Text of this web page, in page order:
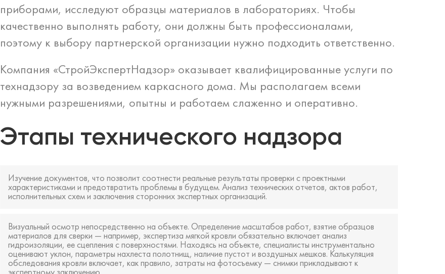
приборами, исследуют образцы материалов в лабораториях. Чтобы
качественно выполнять работу, они должны быть профессионалами,
поэтому к выбору партнерской организации нужно подходить ответственно.
Компания «СтройЭкспертНадзор» оказывает квалифицированные услуги по
технадзору за возведением каркасного дома. Мы располагаем всеми
нужными разрешениями, опытны и работаем слаженно и оперативно.
Этапы технического надзора
Изучение документов, что позволит соотнести реальные результаты проверки с проектными
характеристиками и предотвратить проблемы в будущем. Анализ технических отчетов, актов работ,
исполнительных схем и заключения сторонних экспертных организаций.
Визуальный осмотр непосредственно на объекте. Определение масштабов работ, взятие образцов
материалов для сверки — например, экспертиза мягкой кровли обязательно включает анализ
гидроизоляции, ее сцепления с поверхностями. Находясь на объекте, специалисты инструментально
оценивают уклон, параметры нахлеста полотнищ, наличие пустот и воздушных мешков. Калькуляция
обследования кровли включает, как правило, затраты на фотосъемку — снимки прикладывают к